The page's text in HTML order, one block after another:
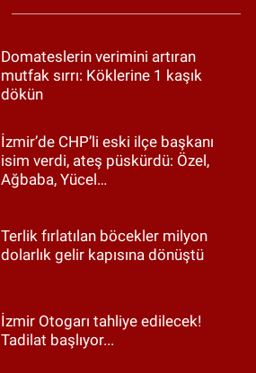
Domateslerin verimini artıran
mutfak sırrı: Köklerine 1 kaşık
dökün
İzmir’de CHP’li eski ilçe başkanı
isim verdi, ateş püskürdü: Özel,
Ağbaba, Yücel…
Terlik fırlatılan böcekler milyon
dolarlık gelir kapısına dönüştü
İzmir Otogarı tahliye edilecek!
Tadilat başlıyor...